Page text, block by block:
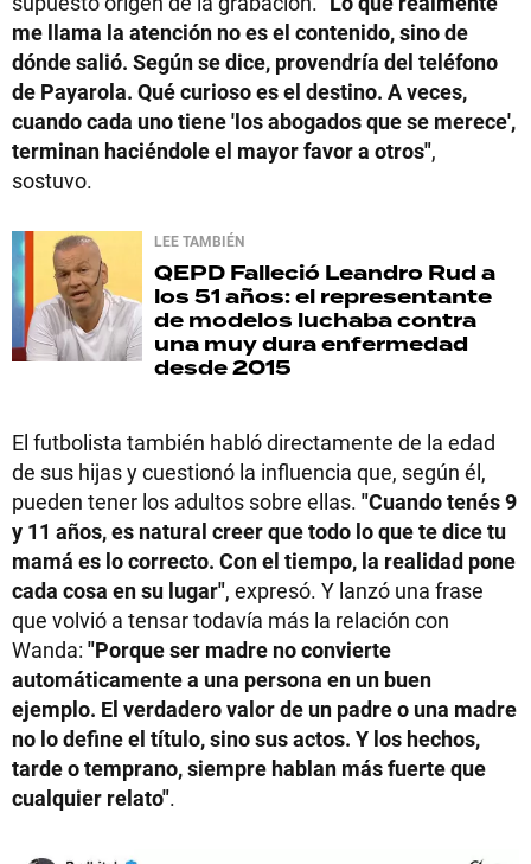
me llama la atención no es el contenido, sino de
dónde salió. Según se dice, provendría del teléfono
de Payarola. Qué curioso es el destino. A veces,
cuando cada uno tiene 'los abogados que se merece',
terminan haciéndole el mayor favor a otros",
sostuvo.
LEE TAMBIÉN
QEPD Falleció Leandro Rud a
los 51 años: el representante
de modelos luchaba contra
una muy dura enfermedad
desde 2015
El futbolista también habló directamente de la edad
de sus hijas y cuestionó la influencia que, según él,
pueden tener los adultos sobre ellas. "Cuando tenés 9
y 11 años, es natural creer que todo lo que te dice tu
mamá es lo correcto. Con el tiempo, la realidad pone
cada cosa en su lugar", expresó. Y lanzó una frase
que volvió a tensar todavía más la relación con
Wanda: "Porque ser madre no convierte
automáticamente a una persona en un buen
ejemplo. El verdadero valor de un padre o una madre
no lo define el título, sino sus actos. Y los hechos,
tarde o temprano, siempre hablan más fuerte que
cualquier relato".